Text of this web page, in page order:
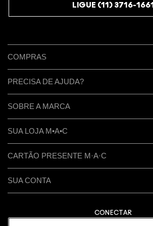
LIGUE (11) 3716-1661
COMPRAS
PRECISA DE AJUDA?
SOBRE A MARCA
SUA LOJA M•A•C
CARTÃO PRESENTE M·A·C
SUA CONTA
CONECTAR